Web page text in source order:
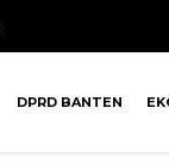
DPRD BANTEN